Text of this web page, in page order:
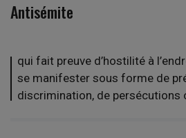
Antisémite
qui fait preuve d’hostilité à
se manifester sous forme de
discrimination, de persécutions